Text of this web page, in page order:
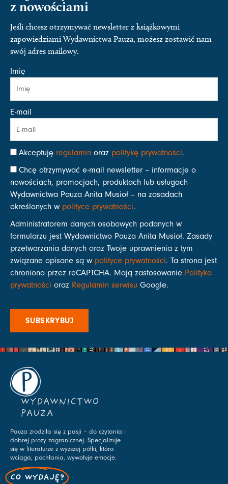
z nowościami
Jeśli chcesz otrzymywać newsletter z książkowymi
zapowiedziami Wydawnictwa Pauza, możesz zostawić nam
swój adres mailowy.
Imię
E-mail
Akceptuję regulamin oraz politykę prywatności.
Chcę otrzymywać e-mail newsletter – informacje o
nowościach, promocjach, produktach lub usługach
Wydawnictwa Pauza Anita Musioł – na zasadach
określonych w polityce prywatności.
Administratorem danych osobowych podanych w
formularzu jest Wydawnictwo Pauza Anita Musioł. Zasady
przetwarzania danych oraz Twoje uprawnienia z tym
związane opisane są w polityce prywatności. Ta strona jest
chroniona przez reCAPTCHA. Mają zastosowanie Polityka
prywatności oraz Regulamin serwisu Google.
SUBSKRYBUJ
WYDAWNICTWO
PAUZA
Pauza zrodziła się z pasji – do czytania i
dobrej prozy zagranicznej. Specjalizuje
się w literaturze z wyższej półki, która
wciąga, pochłania, wywołuje emocje.
CO WYDAJĘ?